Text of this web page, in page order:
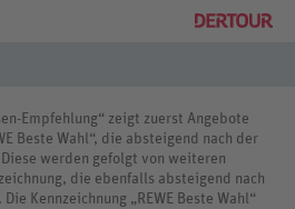
Empfehlung“ zeigt zuerst Angebote
Beste Wahl“, die absteigend nach der
werden gefolgt von weiteren
die ebenfalls absteigend nach
Kennzeichnung „REWE Beste Wahl“